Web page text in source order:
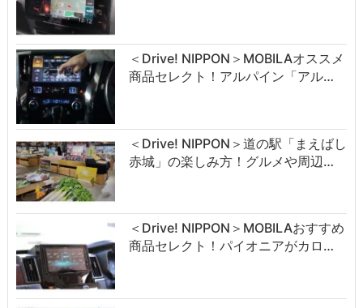
＜Drive! NIPPON＞MOBILAオススメ
商品セレクト！アルパイン「アル…
＜Drive! NIPPON＞道の駅「まえばし
赤城」の楽しみ方！グルメや周辺…
＜Drive! NIPPON＞MOBILAおすすめ
商品セレクト！パイオニアがカロ…